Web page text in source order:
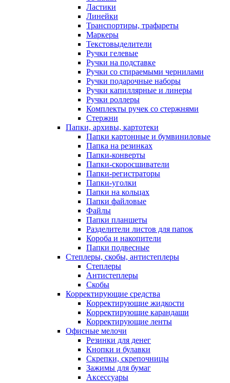
Ластики
Линейки
Транспортиры, трафареты
Маркеры
Текстовыделители
Ручки гелевые
Ручки на подставке
Ручки со стираемыми чернилами
Ручки подарочные наборы
Ручки капиллярные и линеры
Ручки роллеры
Комплекты ручек со стержнями
Стержни
Папки, архивы, картотеки
Папки картонные и бумвиниловые
Папка на резинках
Папки-конверты
Папки-скоросшиватели
Папки-регистраторы
Папки-уголки
Папки на кольцах
Папки файловые
Файлы
Папки планшеты
Разделители листов для папок
Короба и накопители
Папки подвесные
Степлеры, скобы, антистеплеры
Степлеры
Антистеплеры
Скобы
Корректирующие средства
Корректирующие жидкости
Корректирующие карандаши
Корректирующие ленты
Офисные мелочи
Резинки для денег
Кнопки и булавки
Скрепки, скрепочницы
Зажимы для бумаг
Аксессуары